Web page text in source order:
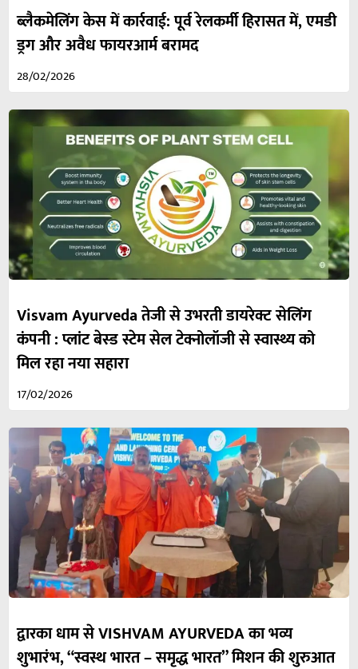
ब्लैकमेलिंग केस में कार्रवाई: पूर्व रेलकर्मी हिरासत में, एमडी
ड्रग और अवैध फायरआर्म बरामद
28/02/2026
Visvam Ayurveda तेजी से उभरती डायरेक्ट सेलिंग
कंपनी : प्लांट बेस्ड स्टेम सेल टेक्नोलॉजी से स्वास्थ्य को
मिल रहा नया सहारा
17/02/2026
द्वारका धाम से VISHVAM AYURVEDA का भव्य
शुभारंभ, “स्वस्थ भारत – समृद्ध भारत” मिशन की शुरुआत